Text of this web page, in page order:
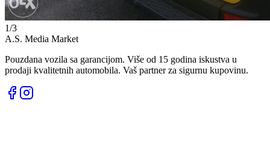
1/3
A.S. Media Market
Pouzdana vozila sa garancijom. Više od 15 godina iskustva u
prodaji kvalitetnih automobila. Vaš partner za sigurnu kupovinu.